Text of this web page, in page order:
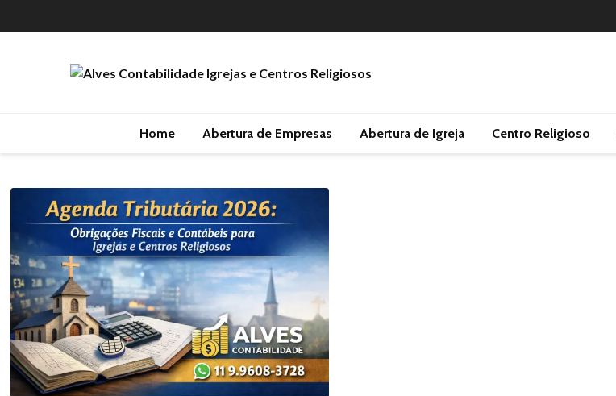
Home Abertura de Empresas Abertura de Igreja Centro Religioso